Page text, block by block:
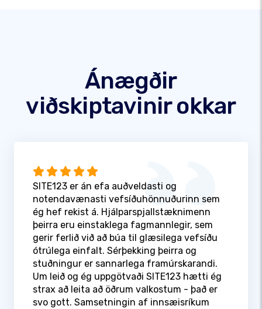
Ánægðir
viðskiptavinir okkar
SITE123 er án efa auðveldasti og
notendavænasti vefsíðuhönnuðurinn sem
ég hef rekist á. Hjálparspjallstæknimenn
þeirra eru einstaklega fagmannlegir, sem
gerir ferlið við að búa til glæsilega vefsíðu
ótrúlega einfalt. Sérþekking þeirra og
stuðningur er sannarlega framúrskarandi.
Um leið og ég uppgötvaði SITE123 hætti ég
strax að leita að öðrum valkostum - það er
svo gott. Samsetningin af innsæisríkum